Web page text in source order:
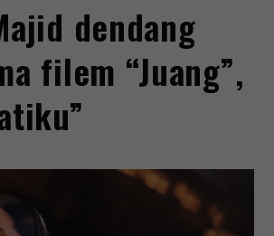
dendang
filem “Juang”,